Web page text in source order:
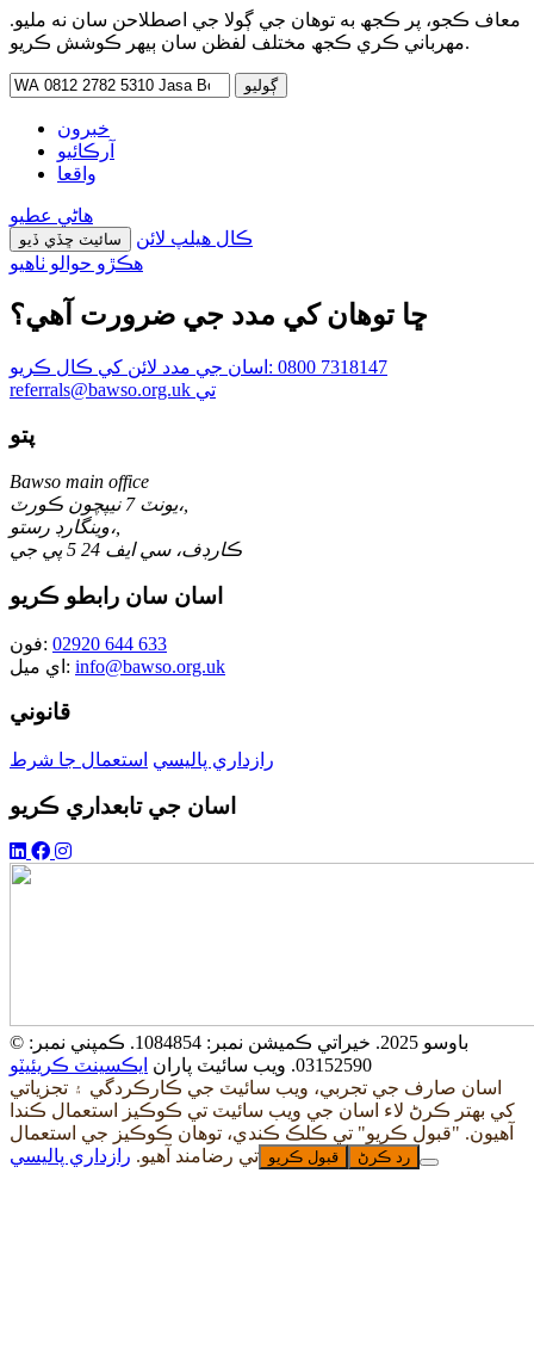
معاف ڪجو، پر ڪجھ به توهان جي ڳولا جي اصطلاحن سان نه مليو.
مھرباني ڪري ڪجھ مختلف لفظن سان ٻيهر ڪوشش ڪريو.
ڳولهڻ
خبرون
آرڪائيو
واقعا
هاڻي عطيو
سائيٽ ڇڏي ڏيو
ڪال هيلپ لائن
ھڪڙو حوالو ٺاھيو
ڇا توھان کي مدد جي ضرورت آھي؟
اسان جي مدد لائن کي ڪال ڪريو: 0800 7318147
referrals@bawso.org.uk تي
پتو
Bawso main office
يونٽ 7 نيپچون ڪورٽ،,
وينگارڊ رستو،,
ڪارڊف، سي ايف 24 5 پي جي
اسان سان رابطو ڪريو
فون: 02920 644 633
اي ميل: info@bawso.org.uk
قانوني
رازداري پاليسي استعمال جا شرط
اسان جي تابعداري ڪريو
© باوسو 2025. خيراتي ڪميشن نمبر: 1084854. ڪمپني نمبر:
03152590. ويب سائيٽ پاران
ايڪسينٽ ڪريئيٽو
اسان صارف جي تجربي، ويب سائيٽ جي ڪارڪردگي ۽ تجزياتي
کي بهتر ڪرڻ لاء اسان جي ويب سائيٽ تي ڪوڪيز استعمال ڪندا
آهيون. "قبول ڪريو" تي ڪلڪ ڪندي، توهان ڪوڪيز جي استعمال
تي رضامند آهيو. رازداري پاليسي قبول ڪريو رد ڪرڻ